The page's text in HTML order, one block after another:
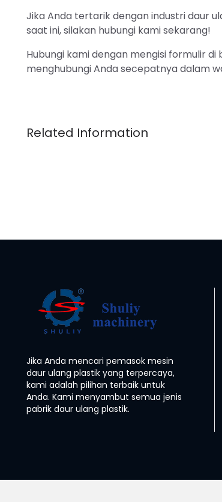
Jika Anda tertarik dengan industri daur
saat ini, silakan hubungi kami sekarang!
Hubungi kami dengan mengisi formulir
menghubungi Anda secepatnya dalam
Jika Anda mencari pemasok mesin
daur ulang plastik yang terpercaya,
kami adalah pilihan terbaik untuk
Anda. Kami menyambut semua jenis
pabrik daur ulang plastik.